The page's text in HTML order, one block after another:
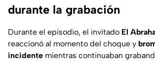
durante la grabación
Durante el episodio, el invitado El
reaccionó al momento del choque y
incidente mientras continuaban